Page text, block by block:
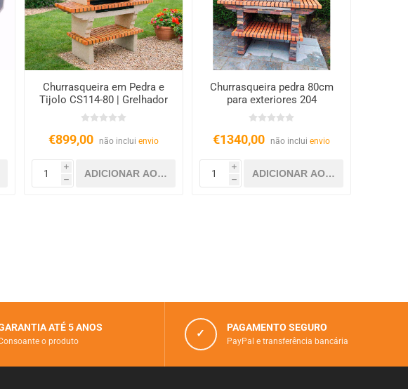
Churrasqueira em Pedra e
Tijolo CS114-80 | Grelhador
XL 80cm
€899,00 não incluienvio
i
h
Churrasqueira pedra 80cm
para exteriores 204
€1340,00 não incluienvio
i
h
ATÉ 5 ANOS
o produto
✓ PAGAMENTO SEGURO
PayPal e transferência bancária